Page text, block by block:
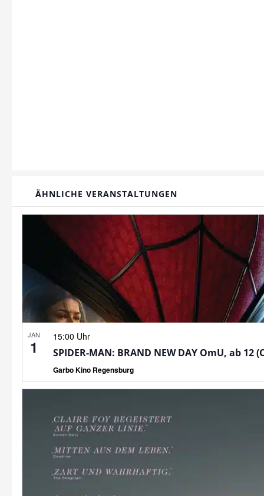
ÄHNLICHE VERANSTALTUNGEN
JAN
1
15:00 Uhr
SPIDER-MAN: BRAND NEW DAY OmU, ab 12
Garbo Kino Regensburg